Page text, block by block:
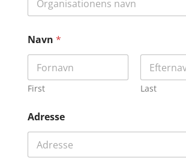
Navn *
First Last
Adresse